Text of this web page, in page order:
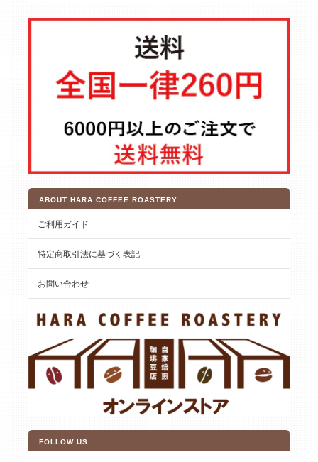
ABOUT HARA COFFEE ROASTERY
ご利用ガイド
特定商取引法に基づく表記
お問い合わせ
FOLLOW US